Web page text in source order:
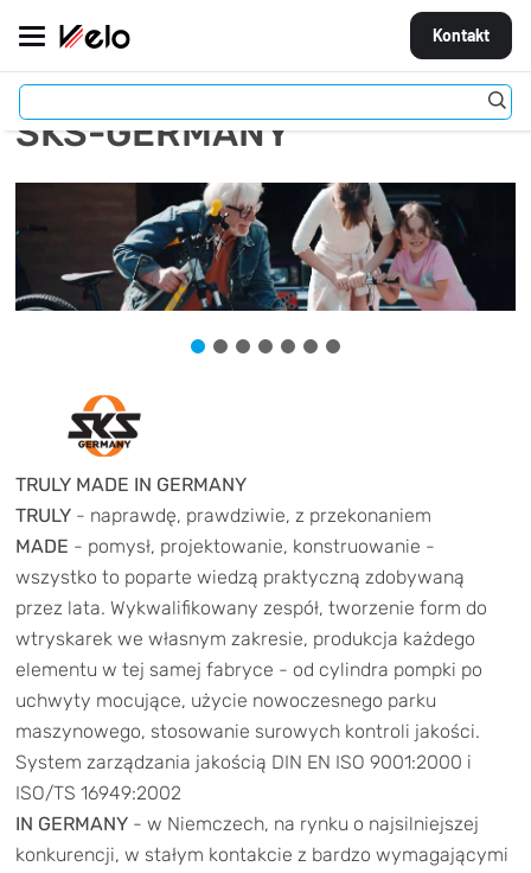
Kontakt
MARKI
AKCESORIA
Kup bon podarunkowy
OGUMIENIE
Zestawy opon Vittoria teraz w
KOŁA
TRENING
WYPRZEDAŻ
OUTLET
NOWOŚCI
BONY
PROMOCJE
KONTAKT
SKS-GERMANY
TRULY MADE IN GERMANY
TRULY - naprawdę, prawdziwie, z przekonaniem
MADE - pomysł, projektowanie, konstruowanie -
wszystko to poparte wiedzą praktyczną zdobywaną
przez lata. Wykwalifikowany zespół, tworzenie form do
wtryskarek we własnym zakresie, produkcja każdego
elementu w tej samej fabryce - od cylindra pompki po
uchwyty mocujące, użycie nowoczesnego parku
maszynowego, stosowanie surowych kontroli jakości.
System zarządzania jakością DIN EN ISO 9001:2000 i
ISO/TS 16949:2002
IN GERMANY - w Niemczech, na rynku o najsilniejszej
konkurencji, w stałym kontakcie z bardzo wymagającymi